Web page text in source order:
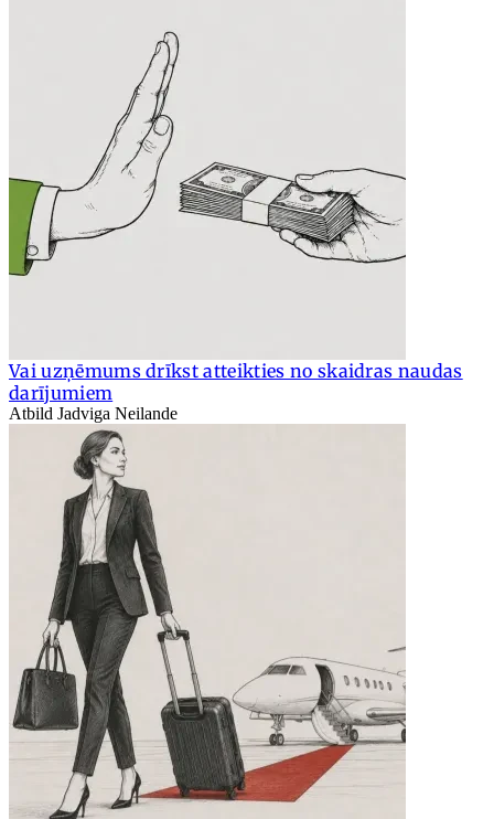
Vai uzņēmums drīkst atteikties no skaidras naudas
darījumiem
Atbild Jadviga Neilande